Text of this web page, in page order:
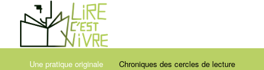
Une pratique originale Chroniques des cercles de lecture